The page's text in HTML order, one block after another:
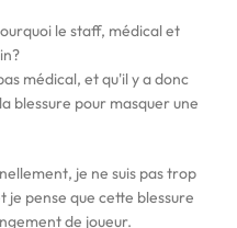
le staff, médical et
médical, et qu'il y a donc
blessure pour masquer une
je ne suis pas trop
pense que cette blessure
de joueur.